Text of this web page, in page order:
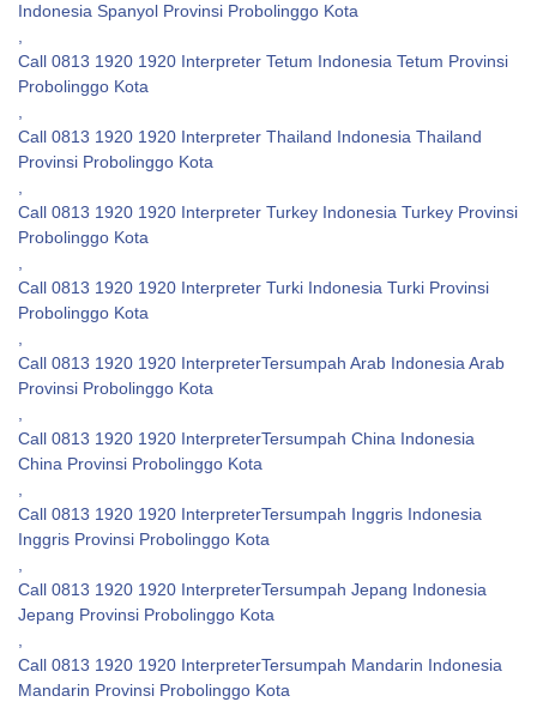
Indonesia Spanyol Provinsi Probolinggo Kota
,
Call 0813 1920 1920 Interpreter Tetum Indonesia Tetum Provinsi
Probolinggo Kota
,
Call 0813 1920 1920 Interpreter Thailand Indonesia Thailand
Provinsi Probolinggo Kota
,
Call 0813 1920 1920 Interpreter Turkey Indonesia Turkey Provinsi
Probolinggo Kota
,
Call 0813 1920 1920 Interpreter Turki Indonesia Turki Provinsi
Probolinggo Kota
,
Call 0813 1920 1920 InterpreterTersumpah Arab Indonesia Arab
Provinsi Probolinggo Kota
,
Call 0813 1920 1920 InterpreterTersumpah China Indonesia
China Provinsi Probolinggo Kota
,
Call 0813 1920 1920 InterpreterTersumpah Inggris Indonesia
Inggris Provinsi Probolinggo Kota
,
Call 0813 1920 1920 InterpreterTersumpah Jepang Indonesia
Jepang Provinsi Probolinggo Kota
,
Call 0813 1920 1920 InterpreterTersumpah Mandarin Indonesia
Mandarin Provinsi Probolinggo Kota